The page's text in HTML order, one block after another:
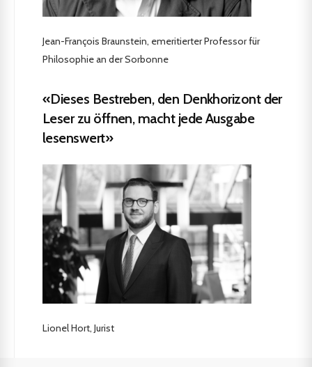
Jean-François Braunstein, emeritierter Professor für
Philosophie an der Sorbonne
«Dieses Bestreben, den Denkhorizont der
Leser zu öffnen, macht jede Ausgabe
lesenswert»
Lionel Hort, Jurist